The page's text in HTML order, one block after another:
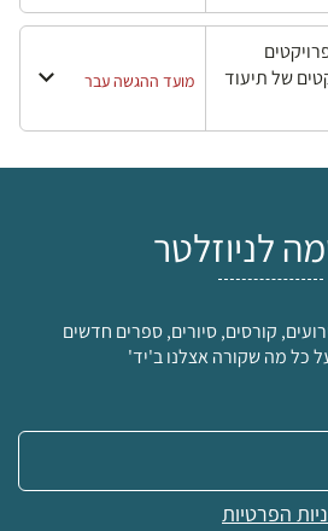
של תיעוד
מועד ההגשה עבר
לניוזלטר
קורסים, סיורים, ספרים חדשים
כל מה שקורה אצלנו ב'יד'
הפרטיות